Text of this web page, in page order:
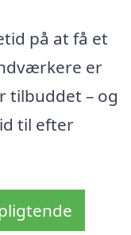
på at få et
er
tilbuddet – og
til efter